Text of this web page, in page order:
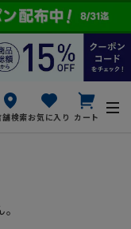
舗検索お気に入り カート